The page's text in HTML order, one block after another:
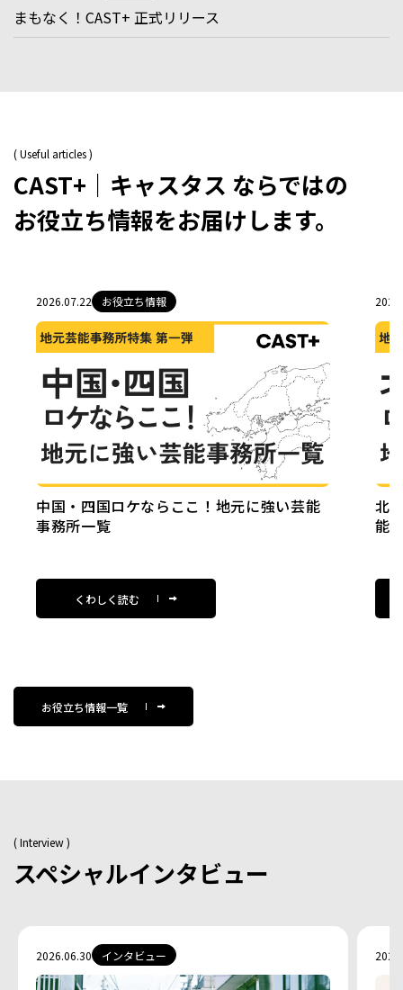
まもなく！CAST+ 正式リリース
( Useful articles )
CAST+｜キャスタス ならではの
お役立ち情報をお届けします。
2026.07.22 お役立ち情報
中国・四国ロケならここ！地元に強い芸能
事務所一覧
くわしく読む
北
能
お役立ち情報一覧
( Interview )
スペシャルインタビュー
2026.06.30 インタビュー